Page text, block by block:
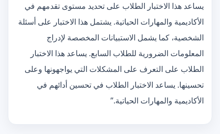
يساعد هذا الاختبار الطلاب على تحديد مستوى تقدمهم في
الأكاديمية والمهارات الحياتية. يشتمل هذا الاختبار على أسئلة
الشخصية، كما يشمل الاستبيانات المخصصة لإدراج
المعلومات الضرورية للطلاب السابع. يساعد هذا الاختبار
الطلاب على التعرف على المشكلات التي يواجهونها وعلى
تحسينها. يساعد الاختبار الطلاب في تحسين أدائهم في
الأكاديمية والمهارات الحياتية.”